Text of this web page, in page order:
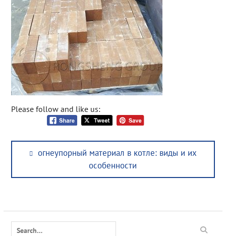
Please follow and like us:
Post
navigation
Previous
огнеупорный материал в котле: виды и их
особенности
Search